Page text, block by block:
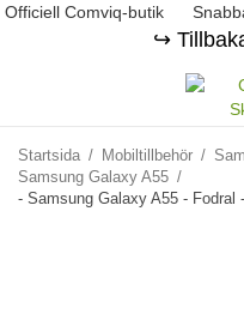
Officiell Comviq-butik
↪️
Startsida / Mobiltillbehör /
Samsung Galaxy A55 /
- Samsung Galaxy A55 - Fodral